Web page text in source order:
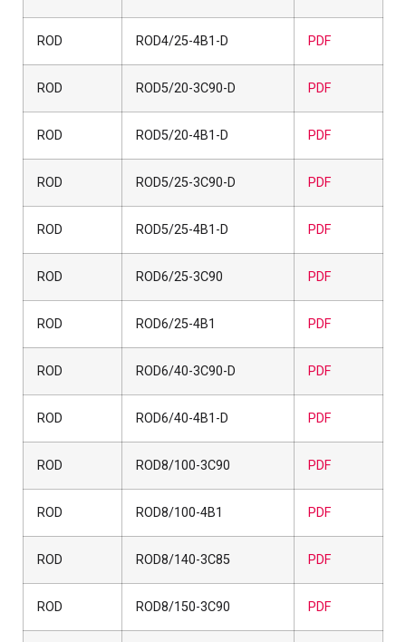
ROD ROD4/25-4B1-D PDF
ROD ROD5/20-3C90-D PDF
ROD ROD5/20-4B1-D PDF
ROD ROD5/25-3C90-D PDF
ROD ROD5/25-4B1-D PDF
ROD ROD6/25-3C90 PDF
ROD ROD6/25-4B1 PDF
ROD ROD6/40-3C90-D PDF
ROD ROD6/40-4B1-D PDF
ROD ROD8/100-3C90 PDF
ROD ROD8/100-4B1 PDF
ROD ROD8/140-3C85 PDF
ROD ROD8/150-3C90 PDF